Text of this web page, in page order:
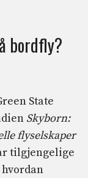
bordfly?
State
Skyborn:
flyselskaper
tilgjengelige